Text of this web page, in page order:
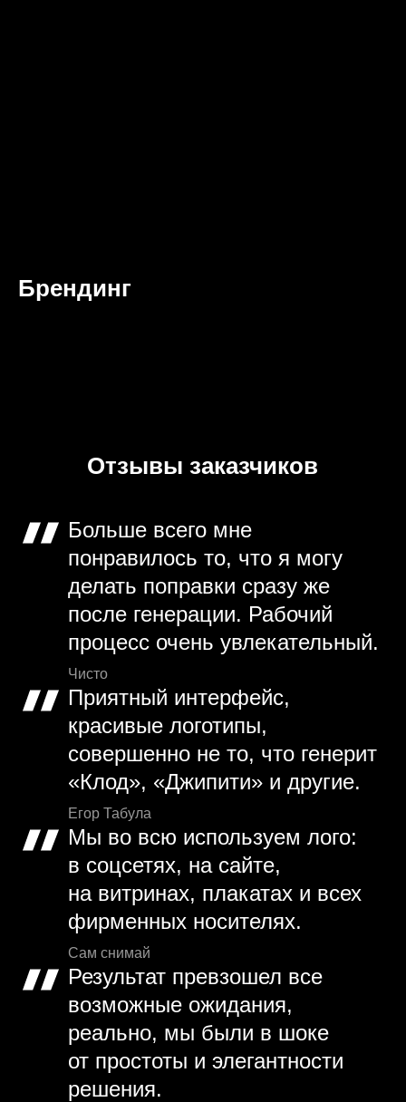
Брендинг
Отзывы заказчиков
Больше всего мне
понравилось то, что я могу
делать поправки сразу же
после генерации. Рабочий
процесс очень увлекательный.
Чисто
Приятный интерфейс,
красивые логотипы,
совершенно не то, что генерит
«Клод», «Джипити» и другие.
Егор Табула
Мы во всю используем лого:
в соцсетях, на сайте,
на витринах, плакатах и всех
фирменных носителях.
Сам снимай
Результат превзошел все
возможные ожидания,
реально, мы были в шоке
от простоты и элегантности
решения.